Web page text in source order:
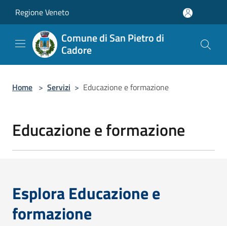
Regione Veneto
Comune di San Pietro di
Cadore
Home > Servizi > Educazione e formazione
Educazione e formazione
Esplora Educazione e
formazione